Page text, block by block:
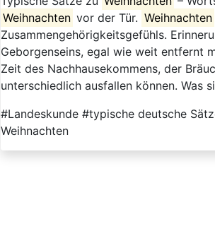
Weihnachten vor der Tür. Weihnachten
Zusammengehörigkeitsgefühls.
Geborgenseins, egal wie weit entfernt
Zeit des Nachhausekommens, der
unterschiedlich ausfallen können. Was
#Landeskunde #typische deutsche
Weihnachten